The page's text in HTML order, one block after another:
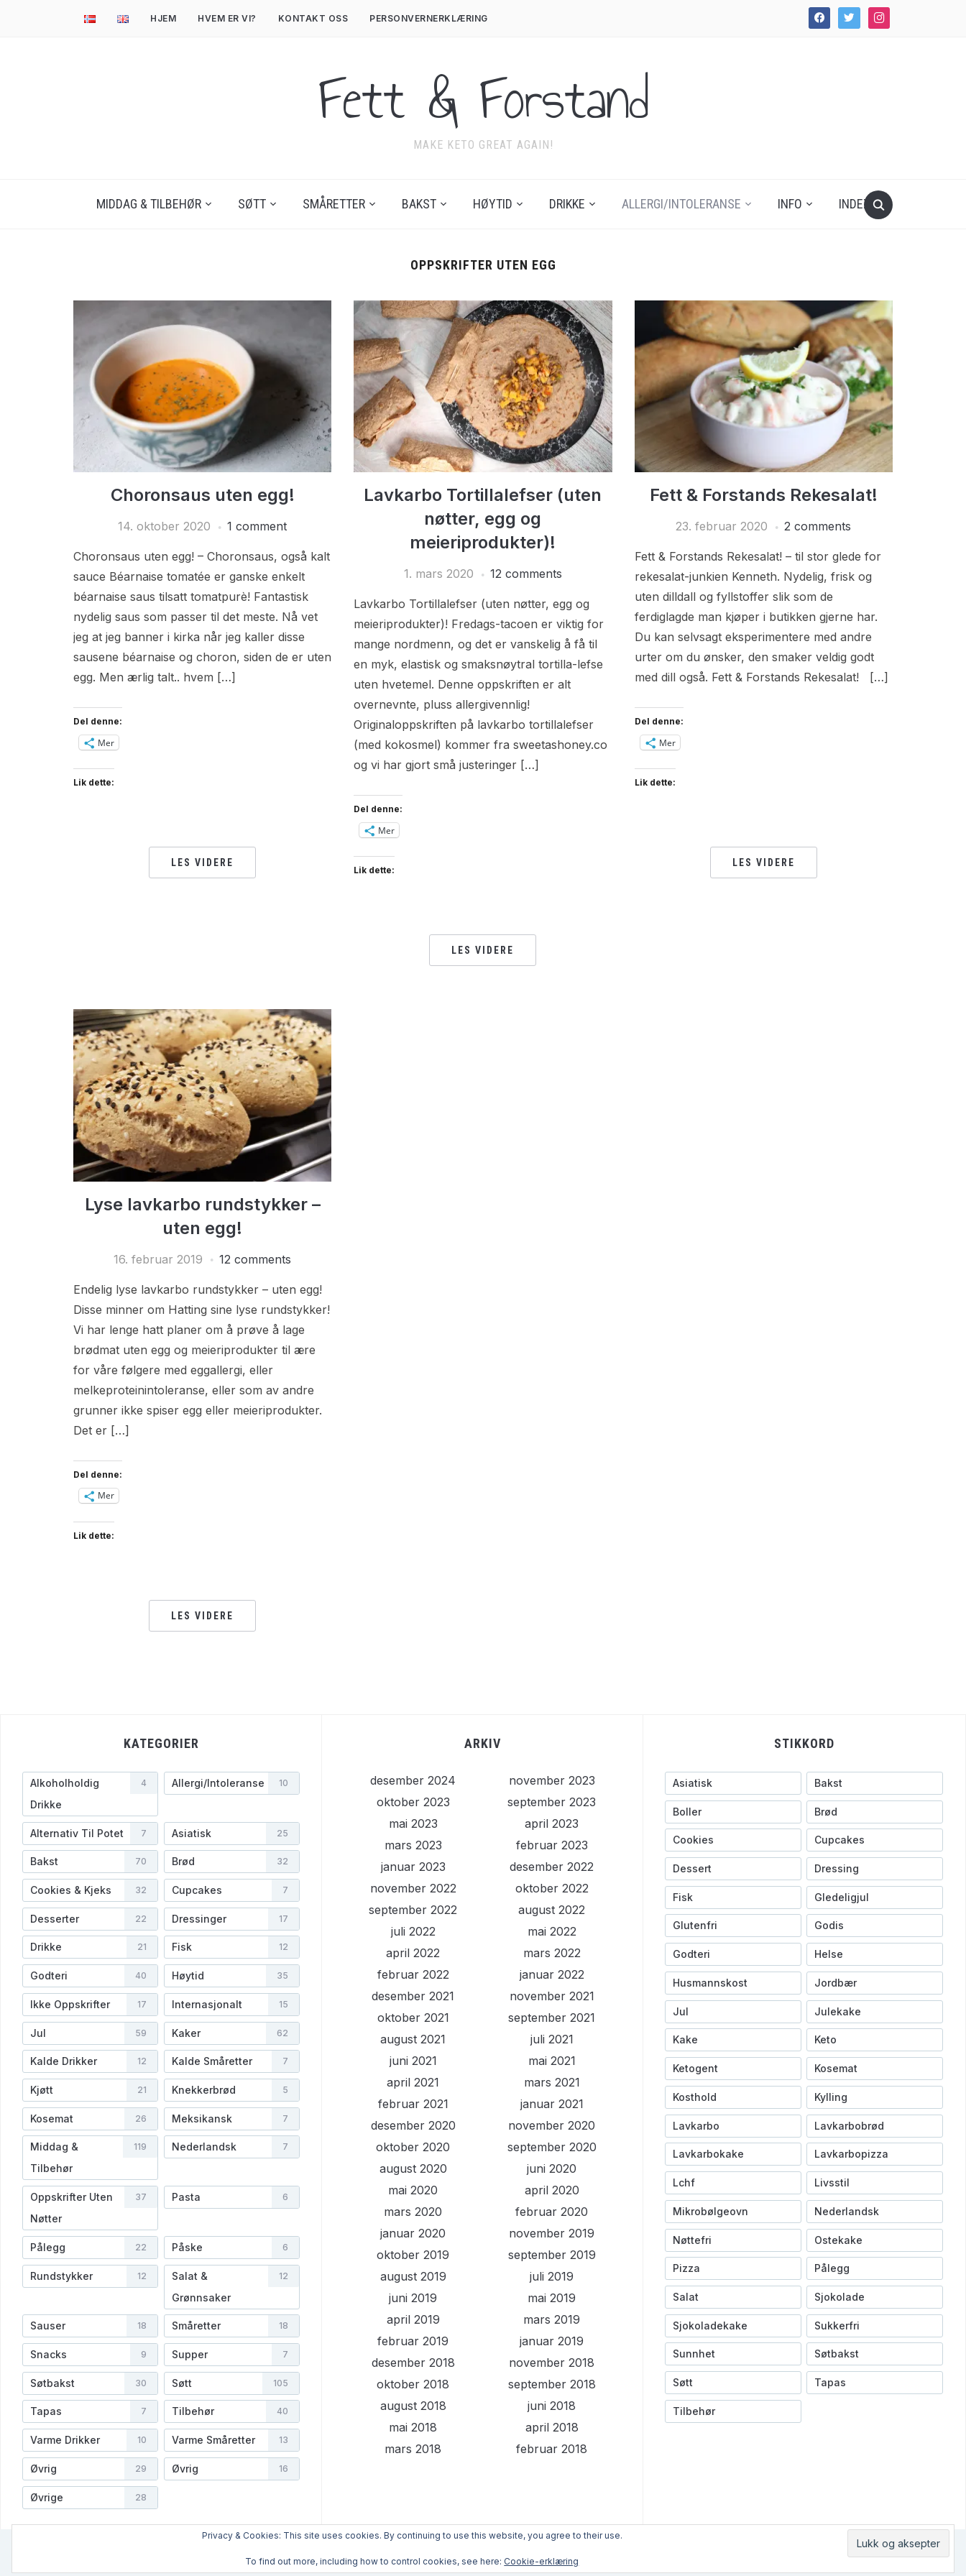
facebooktwitter instagram
HJEM HVEM ER VI? KONTAKT OSS PERSONVERNERKLÆRING
Fett & Forstand
MAKE KETO GREAT AGAIN!
MIDDAG & TILBEHØR SØTT SMÅRETTER BAKST HØYTID DRIKKE ALLERGI/INTOLERANSE INFO INDEX
OPPSKRIFTER UTEN EGG
Choronsaus uten egg!
14. oktober 2020 1 comment
Choronsaus uten egg! – Choronsaus, også kalt
sauce Béarnaise tomatée er ganske enkelt
béarnaise saus tilsatt tomatpurè! Fantastisk
nydelig saus som passer til det meste. Nå vet
jeg at jeg banner i kirka når jeg kaller disse
sausene béarnaise og choron, siden de er uten
egg. Men ærlig talt.. hvem […]
Del denne:
Mer
Lik dette:
LES VIDERE
Lavkarbo Tortillalefser (uten
nøtter, egg og
meieriprodukter)!
1. mars 2020 12 comments
Lavkarbo Tortillalefser (uten nøtter, egg og
meieriprodukter)! Fredags-tacoen er viktig for
mange nordmenn, og det er vanskelig å få til
en myk, elastisk og smaksnøytral tortilla-lefse
uten hvetemel. Denne oppskriften er alt
overnevnte, pluss allergivennlig!
Originaloppskriften på lavkarbo tortillalefser
(med kokosmel) kommer fra sweetashoney.co
og vi har gjort små justeringer […]
Del denne:
Mer
Lik dette:
LES VIDERE
Fett & Forstands Rekesalat!
23. februar 2020 2 comments
Fett & Forstands Rekesalat! – til stor glede for
rekesalat-junkien Kenneth. Nydelig, frisk og
uten dilldall og fyllstoffer slik som de
ferdiglagde man kjøper i butikken gjerne har.
Du kan selvsagt eksperimentere med andre
urter om du ønsker, den smaker veldig godt
med dill også. Fett & Forstands Rekesalat! […]
Del denne:
Mer
Lik dette:
LES VIDERE
Lyse lavkarbo rundstykker –
uten egg!
16. februar 2019 12 comments
Endelig lyse lavkarbo rundstykker – uten egg!
Disse minner om Hatting sine lyse rundstykker!
Vi har lenge hatt planer om å prøve å lage
brødmat uten egg og meieriprodukter til ære
for våre følgere med eggallergi, eller
melkeproteinintoleranse, eller som av andre
grunner ikke spiser egg eller meieriprodukter.
Det er […]
Del denne:
Mer
Lik dette:
LES VIDERE
KATEGORIER
Alkoholholdig
Drikke
4 Allergi/Intoleranse 10
Alternativ Til Potet 7 Asiatisk 25
Bakst 70 Brød 32
Cookies & Kjeks 32 Cupcakes 7
Desserter 22 Dressinger 17
Drikke 21 Fisk 12
Godteri 40 Høytid 35
Ikke Oppskrifter 17 Internasjonalt 15
Jul 59 Kaker 62
Kalde Drikker 12 Kalde Småretter 7
Kjøtt 21 Knekkerbrød 5
Kosemat 26 Meksikansk 7
Middag &
Tilbehør
119 Nederlandsk 7
Oppskrifter Uten
Nøtter
37 Pasta 6
Pålegg 22 Påske 6
Rundstykker 12
Salat &
Grønnsaker
12
Sauser 18 Småretter 18
Snacks 9 Supper 7
Søtbakst 30 Søtt 105
Tapas 7 Tilbehør 40
Varme Drikker 10 Varme Småretter 13
Øvrig 29 Øvrig 16
Øvrige 28
ARKIV
desember 2024
november 2023
oktober 2023
september 2023
mai 2023
april 2023
mars 2023
februar 2023
januar 2023
desember 2022
november 2022
oktober 2022
september 2022
august 2022
juli 2022
mai 2022
april 2022
mars 2022
februar 2022
januar 2022
desember 2021
november 2021
oktober 2021
september 2021
august 2021
juli 2021
juni 2021
mai 2021
april 2021
mars 2021
februar 2021
januar 2021
desember 2020
november 2020
oktober 2020
september 2020
august 2020
juni 2020
mai 2020
april 2020
mars 2020
februar 2020
januar 2020
november 2019
oktober 2019
september 2019
august 2019
juli 2019
juni 2019
mai 2019
april 2019
mars 2019
februar 2019
januar 2019
desember 2018
november 2018
oktober 2018
september 2018
august 2018
juni 2018
mai 2018
april 2018
mars 2018
februar 2018
STIKKORD
Asiatisk Bakst
Boller Brød
Cookies Cupcakes
Dessert Dressing
Fisk Gledeligjul
Glutenfri Godis
Godteri Helse
Husmannskost Jordbær
Jul Julekake
Kake Keto
Ketogent Kosemat
Kosthold Kylling
Lavkarbo Lavkarbobrød
Lavkarbokake Lavkarbopizza
Lchf Livsstil
Mikrobølgeovn Nederlandsk
Nøttefri Ostekake
Pizza Pålegg
Salat Sjokolade
Sjokoladekake Sukkerfri
Sunnhet Søtbakst
Søtt Tapas
Tilbehør
NYHETSBREV OPPSKRIFTSINDEX OPPSKRIFTER PRIVACY POLICY CONTACT US
Privacy & Cookies: This site uses cookies. By continuing to use this website, you agree to their use.
To find out more, including how to control cookies, see here: Cookie-erklæring